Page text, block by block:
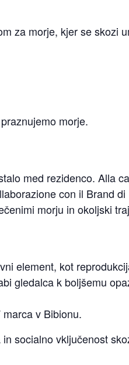
za morje, kjer se skozi
morje.
med rezidenco. Alla
con il Brand di
morju in okoljski
element, kot
gledalca k boljšemu
v Bibionu.
socialno vključenost